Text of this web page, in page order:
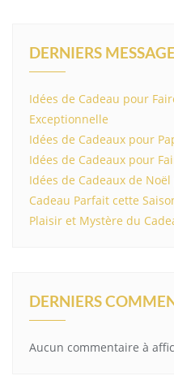
DERNIERS
Idées de Cadeau pour
Exceptionnelle
Idées de Cadeaux pour
Idées de Cadeaux pour
Idées de Cadeaux de
Cadeau Parfait cette
Plaisir et Mystère du
DERNIERS
Aucun commentaire à